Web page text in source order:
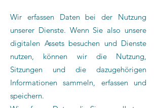
Wir erfassen Daten bei der Nutzung
unserer Dienste. Wenn Sie also unsere
digitalen Assets besuchen und Dienste
nutzen, können wir die Nutzung,
Sitzungen und die dazugehörigen
Informationen sammeln, erfassen und
speichern.